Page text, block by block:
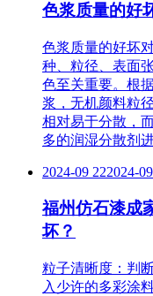
色浆质量的好
色浆质量的好坏
种、粒径、表面
色至关重要。根
浆，无机颜料粒
相对易于分散，
多的润湿分散剂
2024-09 222024-
福州仿石漆成
坏？
粒子清晰度：判
入少许的多彩涂